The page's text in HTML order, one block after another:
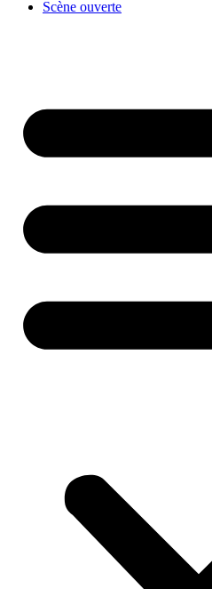
Scène ouverte